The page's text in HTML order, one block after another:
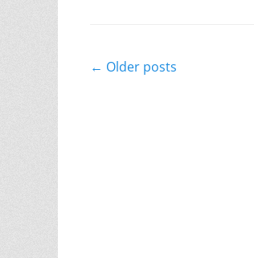
Post
← Older posts